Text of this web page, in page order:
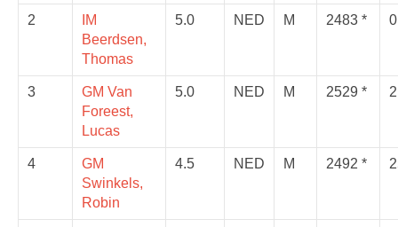
2
IM
Beerdsen,
Thomas
5.0 NED M 2483 * 0
3
GM Van
Foreest,
Lucas
5.0 NED M 2529 *
4
GM
Swinkels,
Robin
4.5 NED M 2492 *